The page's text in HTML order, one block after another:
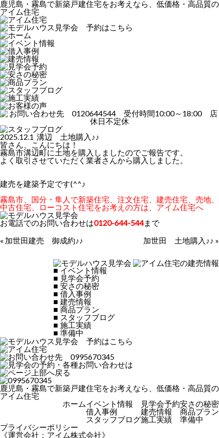
鹿児島・霧島で新築戸建住宅をお考えなら、低価格・高品質の
アイム住宅
2025.12.1 溝辺 土地購入♪♪
皆さん、こんにちは！
霧島市溝辺町に土地を購入しましたのでご報告です。
よく取引させていただく業者さんから購入しました。
建売を建築予定です(^^♪
霧島市、国分・隼人で新築住宅、注文住宅、建売住宅、売地、
中古住宅、ローコスト住宅をお考えの方は、アイム住宅へ
お電話でのお問い合わせは0120-644-544まで
« 加世田建売 御成約♪♪ 加世田 土地購入♪♪ »
■ イベント情報
■ 見学会予約
■ 安さの秘密
■ 借入事例
■ 建売情報
■ 商品プラン
■ スタッフブログ
■ 施工実績
■ 準備中
鹿児島・霧島で新築戸建住宅をお考えなら、低価格・高品質の
アイム住宅
安さの秘密
商品プラン
準備中
見学会予約
建売情報
施工実績
イベント情報
借入事例
スタッフブログ
ホーム
プライバシーポリシー
《運営会社：アイム株式会社》